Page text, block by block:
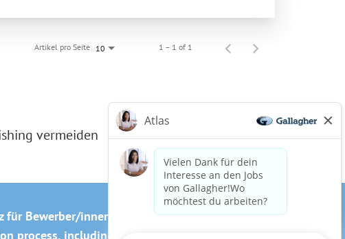
Artikel pro Seite 10 1 – 1 of 1
vermeiden
für Bewerber/innen
Cookie-Richtlinie
process, including the use of this